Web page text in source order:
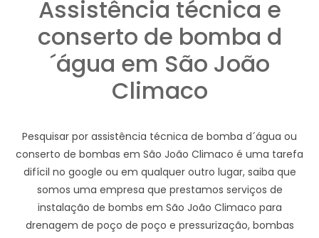
Assistência técnica e
conserto de bomba d
´água em São João
Climaco
Pesquisar por assistência técnica de bomba d´água ou
conserto de bombas em São João Climaco é uma tarefa
difícil no google ou em qualquer outro lugar, saiba que
somos uma empresa que prestamos serviços de
instalação de bombs em São João Climaco para
drenagem de poço de poço e pressurização, bombas